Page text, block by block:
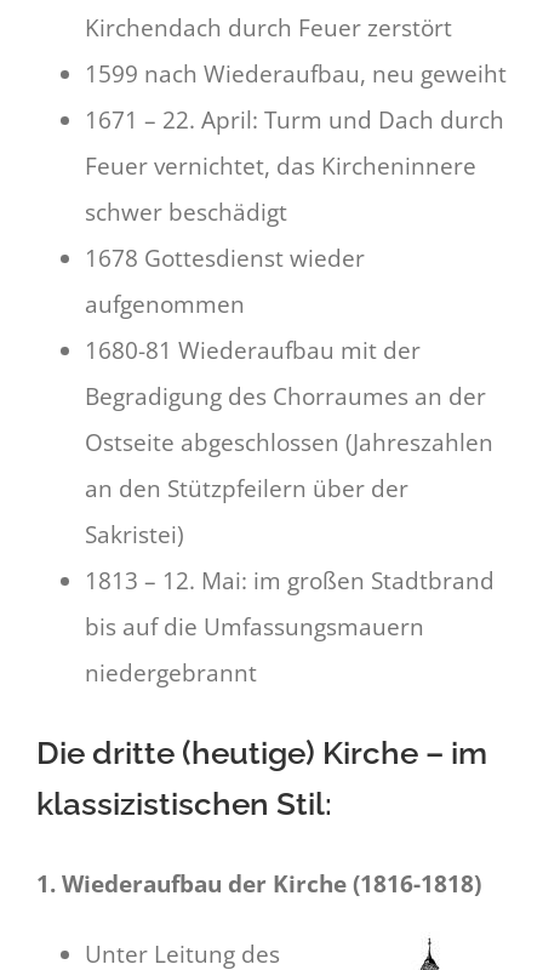
Kirchendach durch Feuer zerstört
1599 nach Wiederaufbau, neu geweiht
1671 – 22. April: Turm und Dach durch
Feuer vernichtet, das Kircheninnere
schwer beschädigt
1678 Gottesdienst wieder
aufgenommen
1680-81 Wiederaufbau mit der
Begradigung des Chorraumes an der
Ostseite abgeschlossen (Jahreszahlen
an den Stützpfeilern über der
Sakristei)
1813 – 12. Mai: im großen Stadtbrand
bis auf die Umfassungsmauern
niedergebrannt
Die dritte (heutige) Kirche – im
klassizistischen Stil:
1. Wiederaufbau der Kirche (1816-1818)
Unter Leitung des